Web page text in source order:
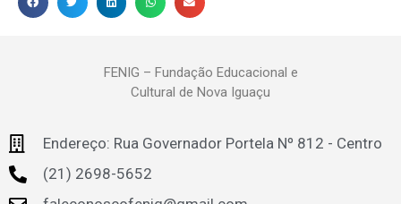
FENIG – Fundação Educacional e
Cultural de Nova Iguaçu
Endereço: Rua Governador Portela Nº 812 - Centro
(21) 2698-5652